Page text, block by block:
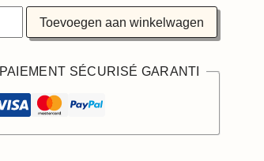
Toevoegen aan winkelwagen
PAIEMENT SÉCURISÉ GARANTI